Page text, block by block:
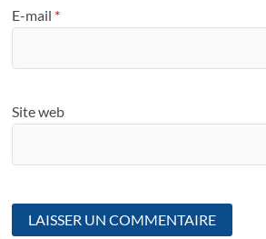
E-mail *
Site web